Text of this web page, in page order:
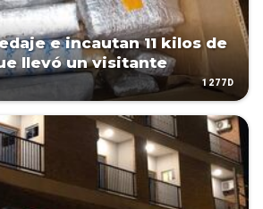
e incautan 11 kilos de
llevó un visitante
1277D